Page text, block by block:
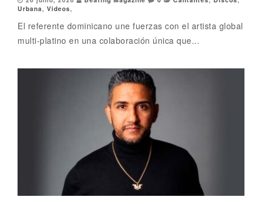
Urbana, Videos,
El referente dominicano une fuerzas con el artista global
multi-platino en una colaboración única que...